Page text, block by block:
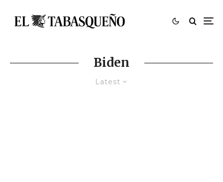
Biden
Latest